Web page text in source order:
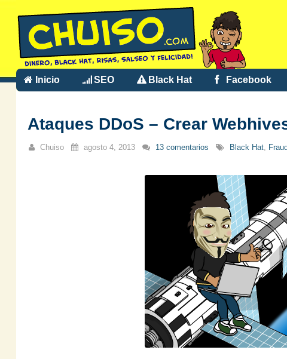
Inicio SEO Black Hat Facebook
Ataques DDoS – Crear
Chuiso agosto 4, 2013 13 comentarios Black Hat,